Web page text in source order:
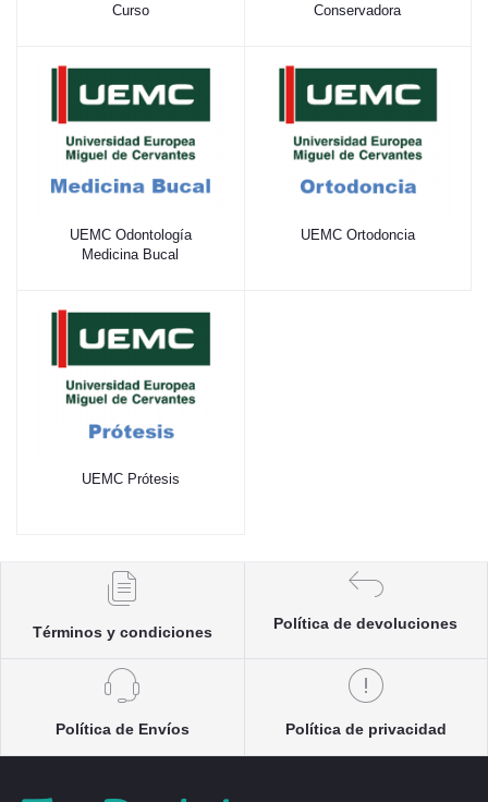
Curso
Conservadora
UEMC Odontología
Medicina Bucal
UEMC Ortodoncia
UEMC Prótesis
Términos y condiciones
Política de devoluciones
Política de Envíos Política de privacidad